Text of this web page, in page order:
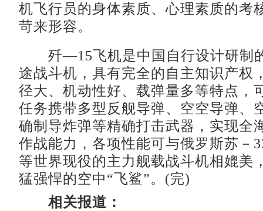
机飞行员的身体素质、心理素质的考
苛来形容。
歼—15飞机是中国自行设计研制
途战斗机，具有完全的自主知识产权
径大、机动性好、载弹量多等特点，
任务携带多型反舰导弹、空空导弹、
确制导炸弹等精确打击武器，实现全
作战能力，各项性能可与俄罗斯苏－
等世界现役的主力舰载战斗机相媲美
猛强悍的空中“飞鲨”。(完)
相关报道：